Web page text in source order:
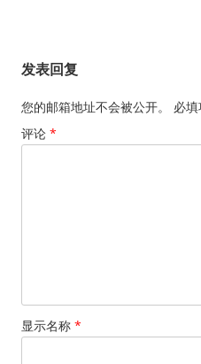
发表回复
您的邮箱地址不会被公开。 必
评论 *
显示名称 *